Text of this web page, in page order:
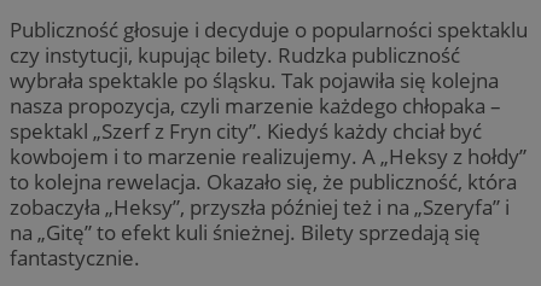
Publiczność głosuje i decyduje o popularności spektaklu
czy instytucji, kupując bilety. Rudzka publiczność
wybrała spektakle po śląsku. Tak pojawiła się kolejna
nasza propozycja, czyli marzenie każdego chłopaka –
spektakl „Szerf z Fryn city”. Kiedyś każdy chciał być
kowbojem i to marzenie realizujemy. A „Heksy z hołdy”
to kolejna rewelacja. Okazało się, że publiczność, która
zobaczyła „Heksy”, przyszła później też i na „Szeryfa” i
na „Gitę” to efekt kuli śnieżnej. Bilety sprzedają się
fantastycznie.